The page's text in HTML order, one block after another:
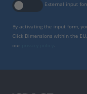
External input
By activating the input form,
Click Dimensions within the
our